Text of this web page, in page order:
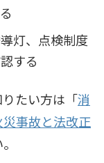
灯、点検制度
する
たい方は「消
事故と法改正